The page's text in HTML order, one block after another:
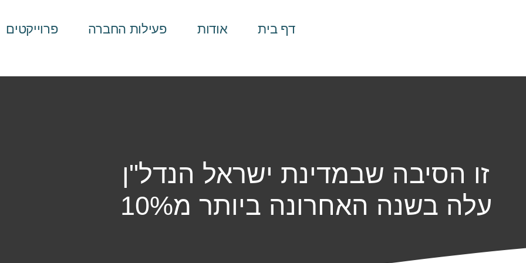
דף בית אודות פעילות החברה פרוייקטים
זו הסיבה שבמדינת ישראל הנדל"ן
עלה בשנה האחרונה ביותר מ10%